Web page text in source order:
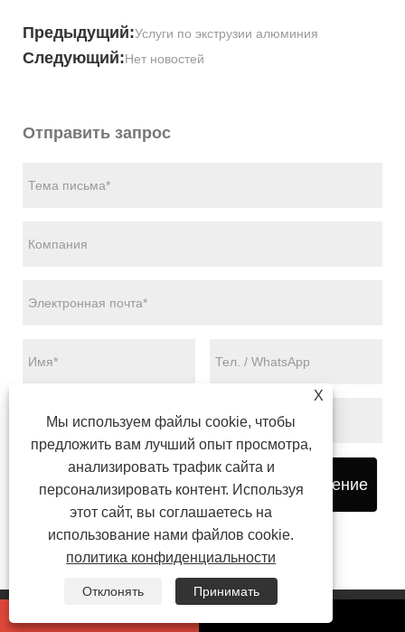
Предыдущий:Услуги по экструзии алюминия
Следующий:Нет новостей
Отправить запрос
представлять на рассмотрение
X
Мы используем файлы cookie, чтобы
предложить вам лучший опыт просмотра,
анализировать трафик сайта и
персонализировать контент. Используя
этот сайт, вы соглашаетесь на
использование нами файлов cookie.
политика конфиденциальности
Отклонять Принимать